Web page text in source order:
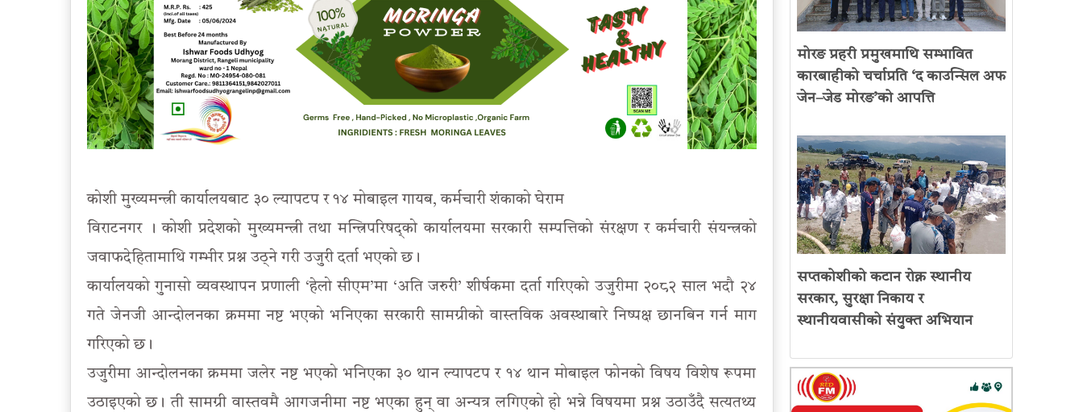
कोशी मुख्यमन्त्री कार्यालयबाट ३० ल्यापटप र १४ मोबाइल गायब, कर्मचारी शंकाको घेराम
विराटनगर । कोशी प्रदेशको मुख्यमन्त्री तथा मन्त्रिपरिषद्को कार्यालयमा सरकारी सम्पत्तिको संरक्षण र कर्मचारी संयन्त्रको
जवाफदेहितामाथि गम्भीर प्रश्न उठ्ने गरी उजुरी दर्ता भएको छ।
कार्यालयको गुनासो व्यवस्थापन प्रणाली ‘हेलो सीएम’मा ‘अति जरुरी’ शीर्षकमा दर्ता गरिएको उजुरीमा २०८२ साल भदौ २४
गते जेनजी आन्दोलनका क्रममा नष्ट भएको भनिएका सरकारी सामग्रीको वास्तविक अवस्थाबारे निष्पक्ष छानबिन गर्न माग
गरिएको छ।
उजुरीमा आन्दोलनका क्रममा जलेर नष्ट भएको भनिएका ३० थान ल्यापटप र १४ थान मोबाइल फोनको विषय विशेष रूपमा
उठाइएको छ। ती सामग्री वास्तवमै आगजनीमा नष्ट भएका हुन् वा अन्यत्र लगिएको हो भन्ने विषयमा प्रश्न उठाउँदै सत्यतथ्य
मोरङ प्रहरी प्रमुखमाथि सम्भावित
कारबाहीको चर्चाप्रति ‘द काउन्सिल अफ
जेन–जेड मोरङ’को आपत्ति
सप्तकोशीको कटान रोक्न स्थानीय
सरकार, सुरक्षा निकाय र
स्थानीयवासीको संयुक्त अभियान